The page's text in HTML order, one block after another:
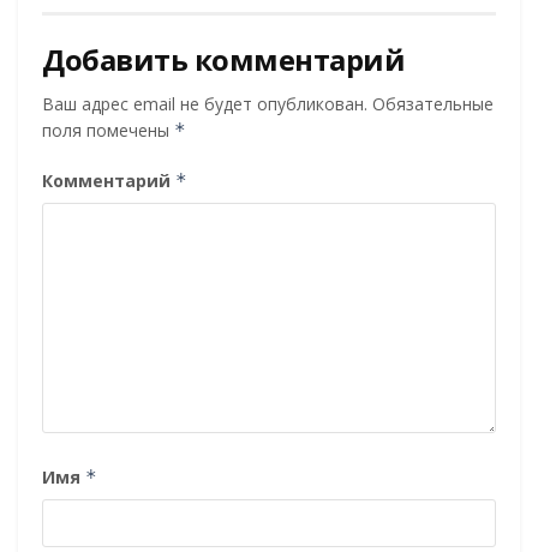
Добавить комментарий
Ваш адрес email не будет опубликован. Обязательные
поля помечены *
Комментарий *
Имя *